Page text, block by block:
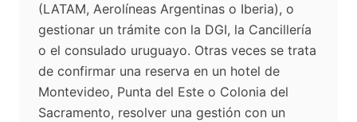
(LATAM, Aerolíneas Argentinas o Iberia), o
gestionar un trámite con la DGI, la Cancillería
o el consulado uruguayo. Otras veces se trata
de confirmar una reserva en un hotel de
Montevideo, Punta del Este o Colonia del
Sacramento, resolver una gestión con un